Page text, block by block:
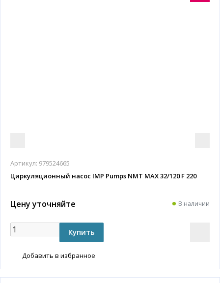
Артикул: 979524665
Циркуляционный насос IMP Pumps NMT MAX 32/120 F 220
Цену уточняйте В наличии
Добавить в избранное